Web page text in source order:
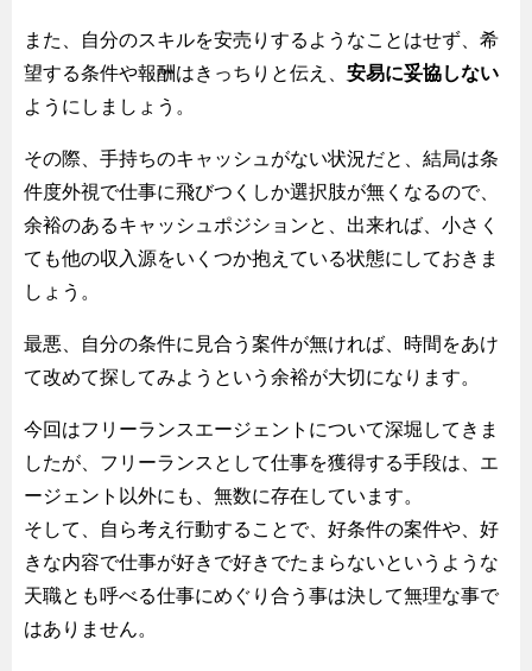
また、自分のスキルを安売りするようなことはせず、希
望する条件や報酬はきっちりと伝え、 安易に妥協しない
ようにしましょう。
その際、手持ちのキャッシュがない状況だと、結局は条
件度外視で仕事に飛びつくしか選択肢が無くなるので、
余裕のあるキャッシュポジションと、出来れば、小さく
ても他の収入源をいくつか抱えている状態にしておきま
しょう。
最悪、自分の条件に見合う案件が無ければ、時間をあけ
て改めて探してみようという余裕が大切になります。
今回はフリーランスエージェントについて深堀してきま
したが、フリーランスとして仕事を獲得する手段は、エ
ージェント以外にも、無数に存在しています。
そして、自ら考え行動することで、好条件の案件や、好
きな内容で仕事が好きで好きでたまらないというような
天職とも呼べる仕事にめぐり合う事は決して無理な事で
はありません。